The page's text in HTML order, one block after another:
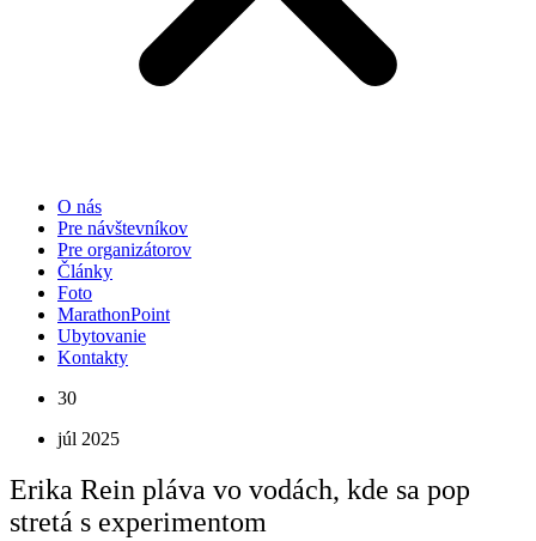
O nás
Pre návštevníkov
Pre organizátorov
Články
Foto
MarathonPoint
Ubytovanie
Kontakty
30
júl 2025
Erika Rein pláva vo vodách, kde sa pop
stretá s experimentom